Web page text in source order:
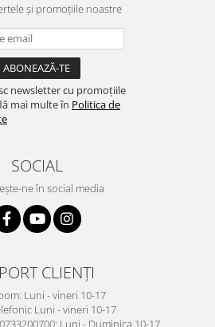
și promoțiile noastre
newsletter cu promoțiile
mai multe în Politica de
SOCIAL
ne în social media
CLIENȚI
Luni - vineri 10-17
Luni - vineri 10-17
Luni - Duminica 10-17